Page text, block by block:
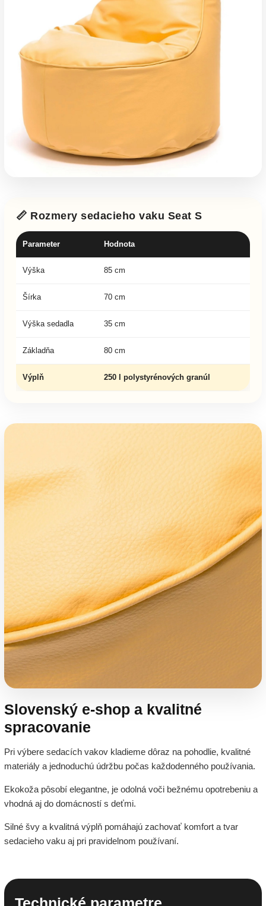
📏 Rozmery sedacieho vaku Seat S
Parameter Hodnota
Výška 85 cm
Šírka 70 cm
Výška sedadla 35 cm
Základňa 80 cm
Výplň 250 l polystyrénových granúl
Slovenský e-shop a kvalitné
spracovanie
Pri výbere sedacích vakov kladieme dôraz na pohodlie, kvalitné
materiály a jednoduchú údržbu počas každodenného používania.
Ekokoža pôsobí elegantne, je odolná voči bežnému opotrebeniu a
vhodná aj do domácností s deťmi.
Silné švy a kvalitná výplň pomáhajú zachovať komfort a tvar
sedacieho vaku aj pri pravidelnom používaní.